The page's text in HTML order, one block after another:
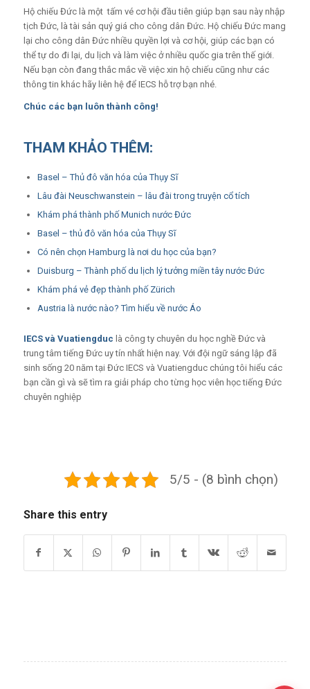
Hộ chiếu Đức là một tấm vé cơ hội đầu tiên giúp bạn sau này nhập
tịch Đức, là tài sản quý giá cho công dân Đức. Hộ chiếu Đức mang
lại cho công dân Đức nhiều quyền lợi và cơ hội, giúp các bạn có
thể tự do đi lại, du lịch và làm việc ở nhiều quốc gia trên thế giới.
Nếu bạn còn đang thắc mắc về việc xin hộ chiếu cũng như các
thông tin khác hãy liên hệ để IECS hỗ trợ bạn nhé.
Chúc các bạn luôn thành công!
THAM KHẢO THÊM:
Basel – Thủ đô văn hóa của Thụy Sĩ
Lâu đài Neuschwanstein – lâu đài trong truyện cổ tích
Khám phá thành phố Munich nước Đức
Basel – thủ đô văn hóa của Thụy Sĩ
Có nên chọn Hamburg là nơi du học của bạn?
Duisburg – Thành phố du lịch lý tưởng miền tây nước Đức
Khám phá vẻ đẹp thành phố Zürich
Austria là nước nào? Tìm hiểu về nước Áo
IECSvà Vuatiengduc là công ty chuyên du học nghề Đức và
trung tâm tiếng Đức uy tín nhất hiện nay. Với đội ngữ sáng lập đã
sinh sống 20 năm tại Đức IECS và Vuatiengduc chúng tôi hiểu các
bạn cần gì và sẽ tìm ra giải pháp cho từng học viên học tiếng Đức
chuyên nghiệp
5/5 - (8 bình chọn)
Share this entry